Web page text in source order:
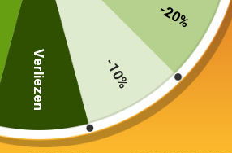
In
-20%
-10%
Verliezen